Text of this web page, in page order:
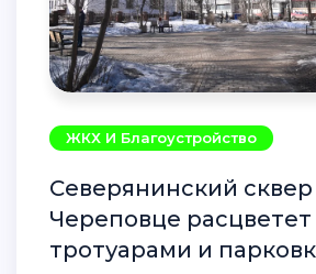
ЖКХ И Благоустройство
Северянинский сквер в
Череповце расцветет
тротуарами и